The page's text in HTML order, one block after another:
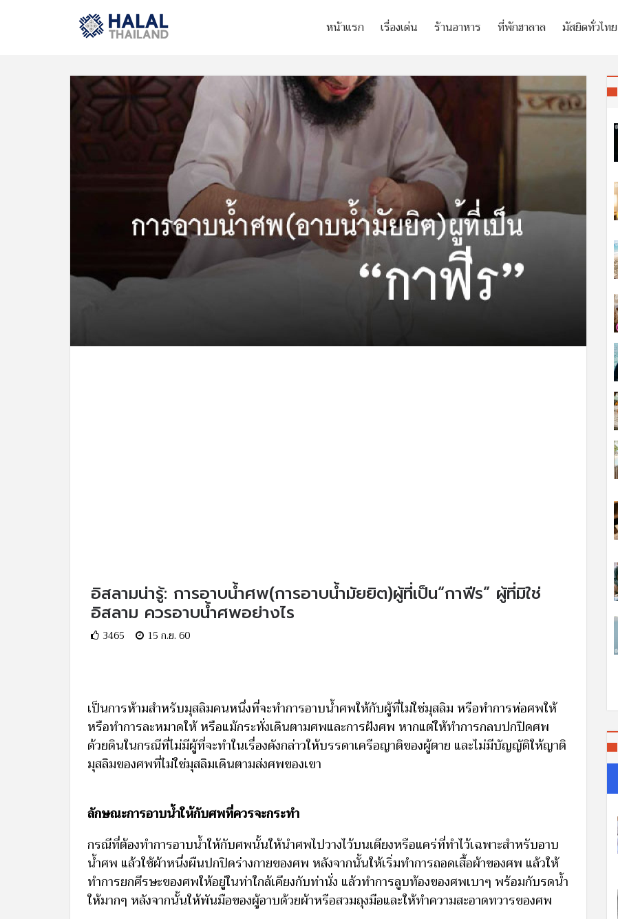
หน้าแรก เรื่องเด่น ร้านอาหาร ที่พักฮาลาล มัสยิดทั่วไทย
อิสลามน่ารู้: การอาบน้ำศพ(การอาบน้ำมัยยิต)ผู้ที่เป็น“กาฟีร” ผู้ที่มิใช่
อิสลาม ควรอาบน้ำศพอย่างไร
3465 15 ก.ย. 60
เป็นการห้ามสำหรับมุสลิมคนหนึ่งที่จะทำการอาบน้ำศพให้กับผู้ที่ไม่ใช่มุสลิม หรือทำการห่อศพให้
หรือทำการละหมาดให้ หรือแม้กระทั่งเดินตามศพและการฝังศพ หากแต่ให้ทำการกลบปกปิดศพ
ด้วยดินในกรณีที่ไม่มีผู้ที่จะทำในเรื่องดังกล่าวให้บรรดาเครือญาติของผู้ตาย และไม่มีบัญญัติให้ญาติ
มุสลิมของศพที่ไม่ใช่มุสลิมเดินตามส่งศพของเขา
ลักษณะการอาบน้ำให้กับศพที่ควรจะกระทำ
กรณีที่ต้องทำการอาบน้ำให้กับศพนั้นให้นำศพไปวางไว้บนเตียงหรือแคร่ที่ทำไว้เฉพาะสำหรับอาบ
น้ำศพ แล้วใช้ผ้าหนึ่งผืนปกปิดร่างกายของศพ หลังจากนั้นให้เริ่มทำการถอดเสื้อผ้าของศพ แล้วให้
ทำการยกศีรษะของศพให้อยู่ในท่าใกล้เคียงกับท่านั่ง แล้วทำการลูบท้องของศพเบาๆ พร้อมกับรดน้ำ
ให้มากๆ หลังจากนั้นให้พันมือของผู้อาบด้วยผ้าหรือสวมถุงมือและให้ทำความสะอาดทวารของศพ